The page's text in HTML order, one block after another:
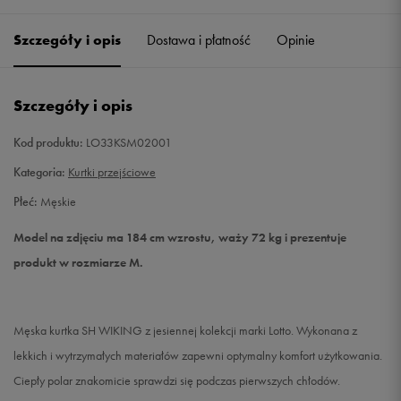
M Powiadom o dostępności
XXL Powiadom o dostępności
Szczegóły i opis Dostawa i płatność Opinie
Szczegóły i opis
Kod produktu: LO33KSM02001
Kategoria: Kurtki przejściowe
Płeć: Męskie
Model na zdjęciu ma 184 cm wzrostu, waży 72 kg i prezentuje
produkt w rozmiarze M.
Męska kurtka SH WIKING z jesiennej kolekcji marki Lotto. Wykonana z
lekkich i wytrzymałych materiałów zapewni optymalny komfort użytkowania.
Ciepły polar znakomicie sprawdzi się podczas pierwszych chłodów.